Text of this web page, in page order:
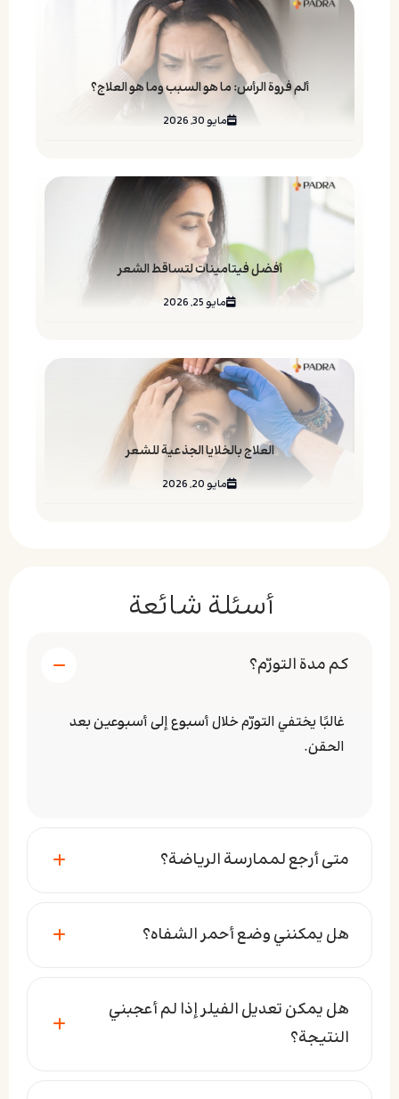
ألم فروة الرأس: ما هو السبب وما هو العلاج؟
مايو 30, 2026
أفضل فيتامينات لتساقط الشعر
مايو 25, 2026
العلاج بالخلايا الجذعية للشعر
مايو 20, 2026
أسئلة شائعة
كم مدة التورّم؟
غالبًا يختفي التورّم خلال أسبوع إلى أسبوعين بعد
الحقن.
متى أرجع لممارسة الرياضة؟
هل يمكنني وضع أحمر الشفاه؟
هل يمكن تعديل الفيلر إذا لم أعجبني
النتيجة؟